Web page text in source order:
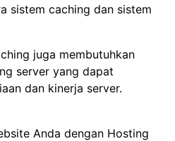
sistem caching dan sistem
juga membutuhkan
server yang dapat
dan kinerja server.
Anda dengan Hosting